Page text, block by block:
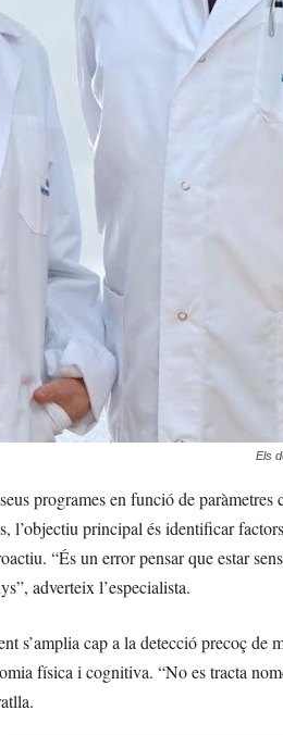
Els
programes en funció de paràmetres
l’objectiu principal és identificar
“És un error pensar que estar
adverteix l’especialista.
s’amplia cap a la detecció precoç de
física i cognitiva. “No es tracta